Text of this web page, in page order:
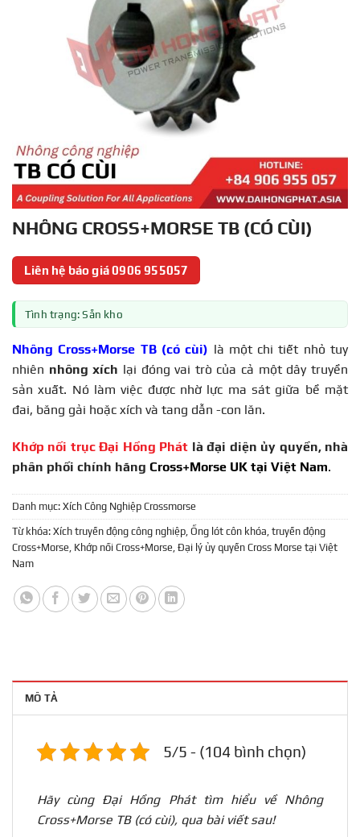
NHÔNG CROSS+MORSE TB (CÓ CÙI)
Liên hệ báo giá 0906 955057
Tình trạng: Sẵn kho
Nhông Cross+Morse TB (có cùi) là một chi tiết nhỏ tuy
nhiên nhông xích lại đóng vai trò của cả một dây truyền
sản xuất. Nó làm việc được nhờ lực ma sát giữa bề mặt
đai, băng gải hoặc xích và tang dẫn -con lăn.
Khớp nối trục Đại Hồng Phát là đại diện ủy quyền, nhà
phân phối chính hãng Cross+Morse UK tại Việt Nam.
Danh mục: Xích Công Nghiệp Crossmorse
Từ khóa: Xích truyền động công nghiệp Ống lót côn khóa truyền động
Cross+Morse Khớp nối Cross+Morse Đại lý ủy quyền Cross Morse tại Việt
Nam
MÔ TẢ
5/5 - (104 bình chọn)
Hãy cùng Đại Hồng Phát tìm hiểu về Nhông
Cross+Morse TB (có cùi), qua bài viết sau!